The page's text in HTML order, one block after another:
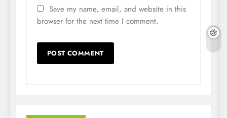
Save my name, email, and website in this
browser for the next time I comment.